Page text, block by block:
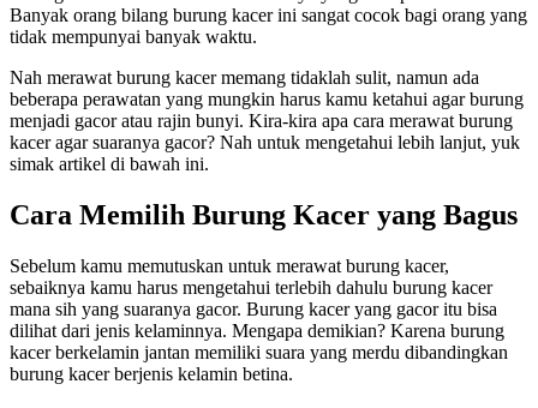
Banyak orang bilang burung kacer ini sangat cocok bagi orang yang
tidak mempunyai banyak waktu.
Nah merawat burung kacer memang tidaklah sulit, namun ada
beberapa perawatan yang mungkin harus kamu ketahui agar burung
menjadi gacor atau rajin bunyi. Kira-kira apa cara merawat burung
kacer agar suaranya gacor? Nah untuk mengetahui lebih lanjut, yuk
simak artikel di bawah ini.
Cara Memilih Burung Kacer yang Bagus
Sebelum kamu memutuskan untuk merawat burung kacer,
sebaiknya kamu harus mengetahui terlebih dahulu burung kacer
mana sih yang suaranya gacor. Burung kacer yang gacor itu bisa
dilihat dari jenis kelaminnya. Mengapa demikian? Karena burung
kacer berkelamin jantan memiliki suara yang merdu dibandingkan
burung kacer berjenis kelamin betina.